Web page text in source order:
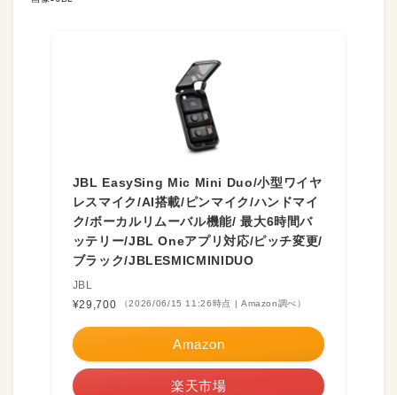
JBL EasySing Mic Mini Duo/小型ワイヤ
レスマイク/AI搭載/ピンマイク/ハンドマイ
ク/ボーカルリムーバル機能/ 最大6時間バ
ッテリー/JBL Oneアプリ対応/ピッチ変更/
ブラック/JBLESMICMINIDUO
JBL
¥29,700
（2026/06/15 11:26時点 | Amazon調べ）
Amazon
楽天市場